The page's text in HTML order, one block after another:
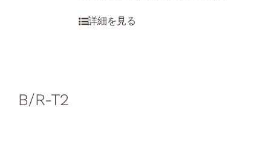
B/R-T2